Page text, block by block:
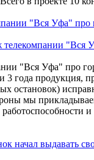
телекомпании "Вся
"Вся Уфа" про
3 года продукция,
остановок)
мы